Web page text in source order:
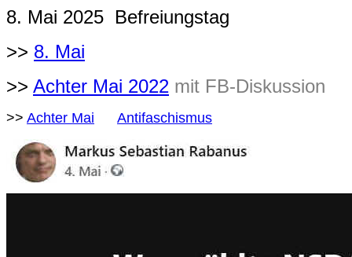
8. Mai 2025 Befreiungstag
>> 8. Mai
>> Achter Mai 2022 mit FB-Diskussion
>> Achter Mai Antifaschismus